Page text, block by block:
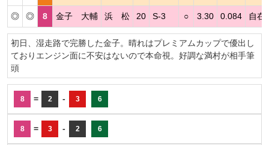
◎ ◎ 8 金子 大輔 浜 松 20 S-3 ○ 3.30 0.084 自在
初日、湿走路で完勝した金子。晴れはプレミアムカップで優出し
ておりエンジン面に不安はないので本命視。好調な満村が相手筆
頭
8 = 2 - 3 6
8 = 3 - 2 6